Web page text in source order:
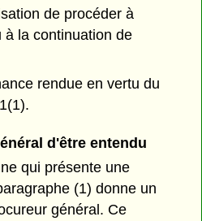
de procéder à
à la continuation de
rendue en vertu du
d'être entendu
qui présente une
(1) donne un
général. Ce